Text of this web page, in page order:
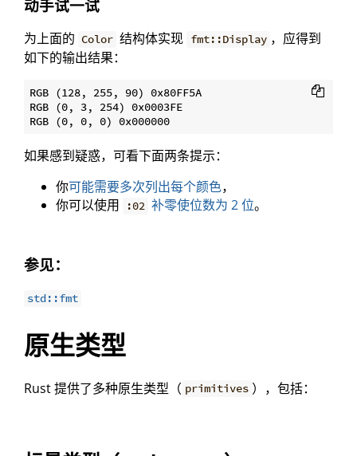
动手试一试
为上面的 Color 结构体实现 fmt::Display ，应得到
如下的输出结果：
RGB (128, 255, 90) 0x80FF5A
RGB (0, 3, 254) 0x0003FE
如果感到疑惑，可看下面两条提示：
你可能需要多次列出每个颜色，
你可以使用
:02 补零使位数为 2 位。
参见：
std::fmt
原生类型
Rust 提供了多种原生类型（ primitives ），包括：